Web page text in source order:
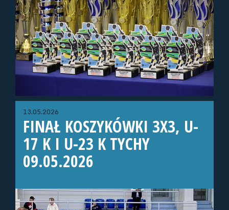
13.05.2026
FINAŁ KOSZYKÓWKI 3X3, U-
17 K I U-23 K TYCHY
09.05.2026